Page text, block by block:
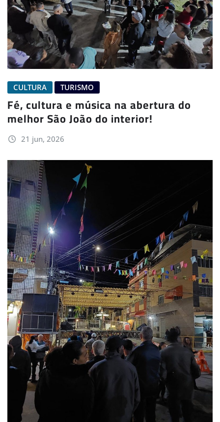
CULTURA TURISMO
Fé, cultura e música na abertura do
melhor São João do interior!
21 jun, 2026